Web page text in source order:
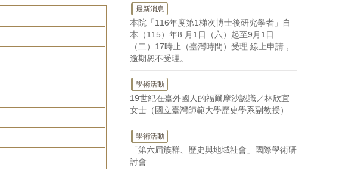
最新消息
本院「116年度第1梯次博士後研究學者」自
本（115）年8 月1日（六）起至9月1日
（二）17時止（臺灣時間）受理 線上申請，
逾期恕不受理。
學術活動
19世紀在臺外國人的福爾摩沙認識／林欣宜
女士（國立臺灣師範大學歷史學系副教授）
學術活動
「第六屆族群、歷史與地域社會」國際學術研
討會